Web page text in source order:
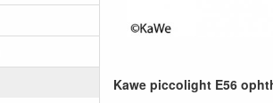
Kawe piccolight E56